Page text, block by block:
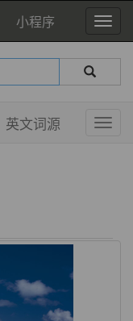
小程序
英文词源